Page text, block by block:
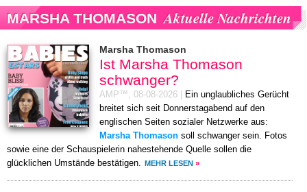
MARSHA THOMASON Aktuelle Nachrichten
Marsha Thomason
Ist Marsha Thomason
schwanger?
AMP™, 08-08-2026
Ein unglaubliches Gerücht
breitet sich seit Donnerstagabend auf den
englischen Seiten sozialer Netzwerke aus:
Marsha Thomason soll schwanger sein. Fotos
sowie eine der Schauspielerin nahestehende Quelle sollen die
glücklichen Umstände bestätigen.
MEHR LESEN »